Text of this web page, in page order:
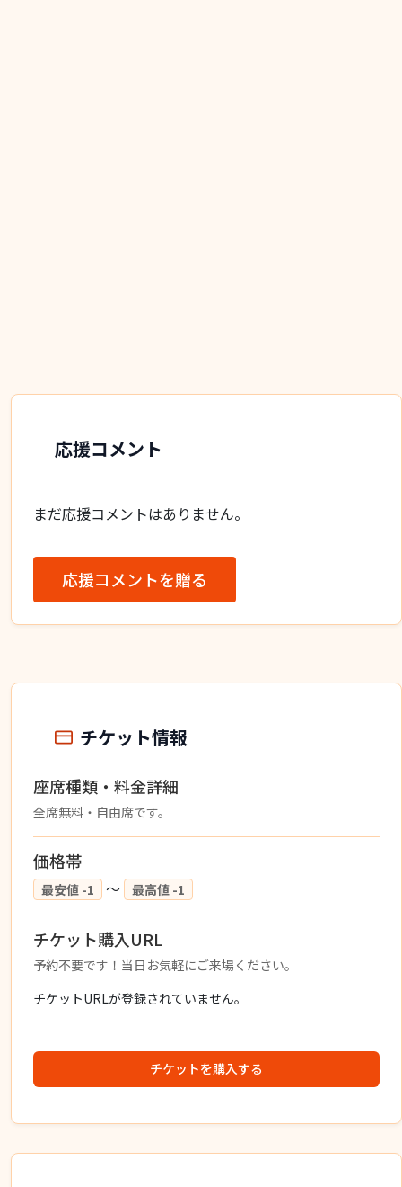
応援コメント
まだ応援コメントはありません。
応援コメントを贈る
チケット情報
座席種類・料金詳細
全席無料・自由席です。
価格帯
最安値 -1 〜 最高値 -1
チケット購入URL
予約不要です！当日お気軽にご来場ください。
チケットURLが登録されていません。
チケットを購入する